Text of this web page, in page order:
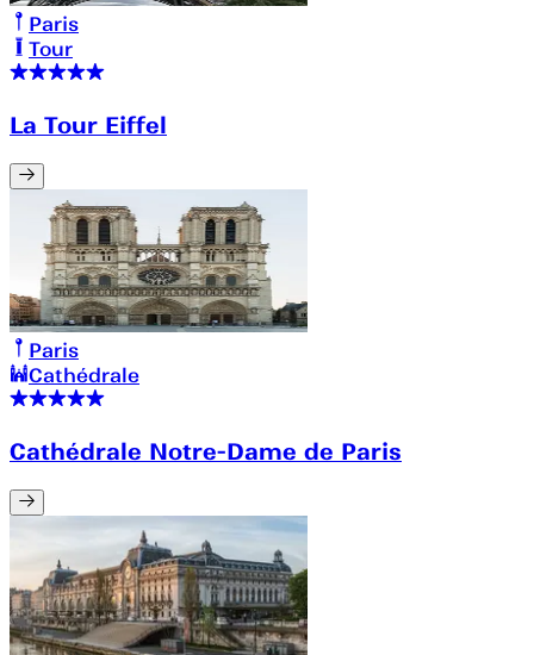
Paris
Tour
La Tour Eiffel
Paris
Cathédrale
Cathédrale Notre-Dame de Paris